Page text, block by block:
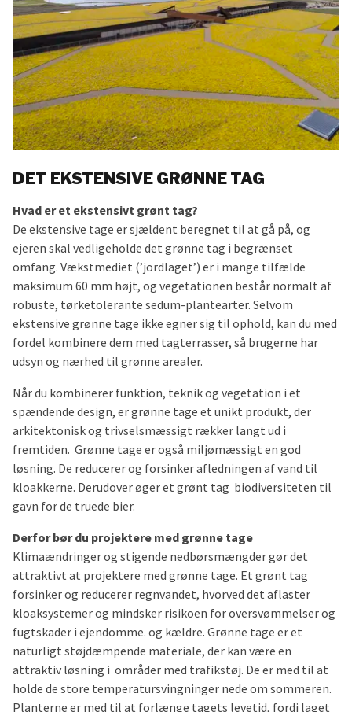
DET EKSTENSIVE GRØNNE TAG
Hvad er et ekstensivt grønt tag?
De ekstensive tage er sjældent beregnet til at gå på, og
ejeren skal vedligeholde det grønne tag i begrænset
omfang. Vækstmediet (’jordlaget’) er i mange tilfælde
maksimum 60 mm højt, og vegetationen består normalt af
robuste, tørketolerante sedum-plantearter. Selvom
ekstensive grønne tage ikke egner sig til ophold, kan du med
fordel kombinere dem med tagterrasser, så brugerne har
udsyn og nærhed til grønne arealer.
Når du kombinerer funktion, teknik og vegetation i et
spændende design, er grønne tage et unikt produkt, der
arkitektonisk og trivselsmæssigt rækker langt ud i
fremtiden. Grønne tage er også miljømæssigt en god
løsning. De reducerer og forsinker afledningen af vand til
kloakkerne. Derudover øger et grønt tag biodiversiteten til
gavn for de truede bier.
Derfor bør du projektere med grønne tage
Klimaændringer og stigende nedbørsmængder gør det
attraktivt at projektere med grønne tage. Et grønt tag
forsinker og reducerer regnvandet, hvorved det aflaster
kloaksystemer og mindsker risikoen for oversvømmelser og
fugtskader i ejendomme. og kældre. Grønne tage er et
naturligt støjdæmpende materiale, der kan være en
attraktiv løsning i områder med trafikstøj. De er med til at
holde de store temperatursvingninger nede om sommeren.
Planterne er med til at forlænge tagets levetid, fordi laget